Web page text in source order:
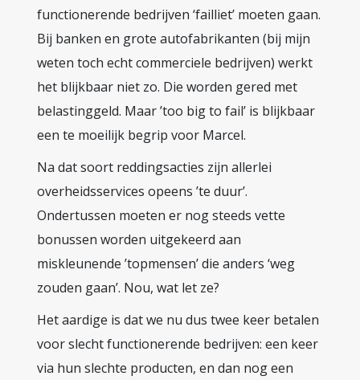
functionerende bedrijven ‘failliet’ moeten gaan.
Bij banken en grote autofabrikanten (bij mijn
weten toch echt commerciele bedrijven) werkt
het blijkbaar niet zo. Die worden gered met
belastinggeld. Maar ’too big to fail’ is blijkbaar
een te moeilijk begrip voor Marcel.
Na dat soort reddingsacties zijn allerlei
overheidsservices opeens ’te duur’.
Ondertussen moeten er nog steeds vette
bonussen worden uitgekeerd aan
miskleunende ’topmensen’ die anders ‘weg
zouden gaan’. Nou, wat let ze?
Het aardige is dat we nu dus twee keer betalen
voor slecht functionerende bedrijven: een keer
via hun slechte producten, en dan nog een